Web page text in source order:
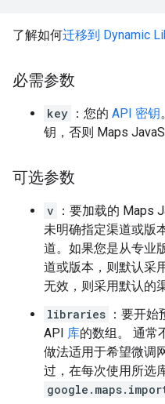
了解如何迁移到 Dynamic
必需参数
key ：您的 API 密钥
钥，否则 Maps
可选参数
v ：要加载的 Maps
未明确指定渠道或版
道。如果您是从专业
道或版本，则默认采
无效，则采用默认的
libraries ：要开
API 库的数组。 通常
做法适用于希望微调
过，在每次使用所选